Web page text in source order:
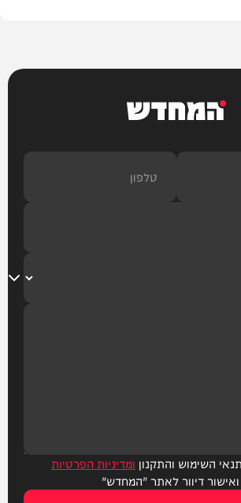
המחדש
השימוש והתקנון ומדיניות הפרטיות
דיוור לאתר "המחדש"